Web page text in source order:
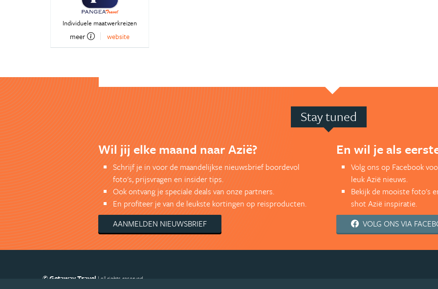
Individuele maatwerkreizen
meer website
Stay tuned
Wil jij elke maand naar Azië?
Schrijf je in voor de maandelijkse nieuwsbrief boordevol
foto's, prijsvragen en insider tips.
Ook ontvang je speciale deals van onze partners.
En profiteer je van de leukste kortingen op reisproducten.
AANMELDEN NIEUWSBRIEF
En wil je als
Volg ons op Facebook
leuk Azië nieuws.
Bekijk de mooiste foto's
shot Azië inspiratie.
VOLG ONS VIA
© Getaway Travel | all rights reserved